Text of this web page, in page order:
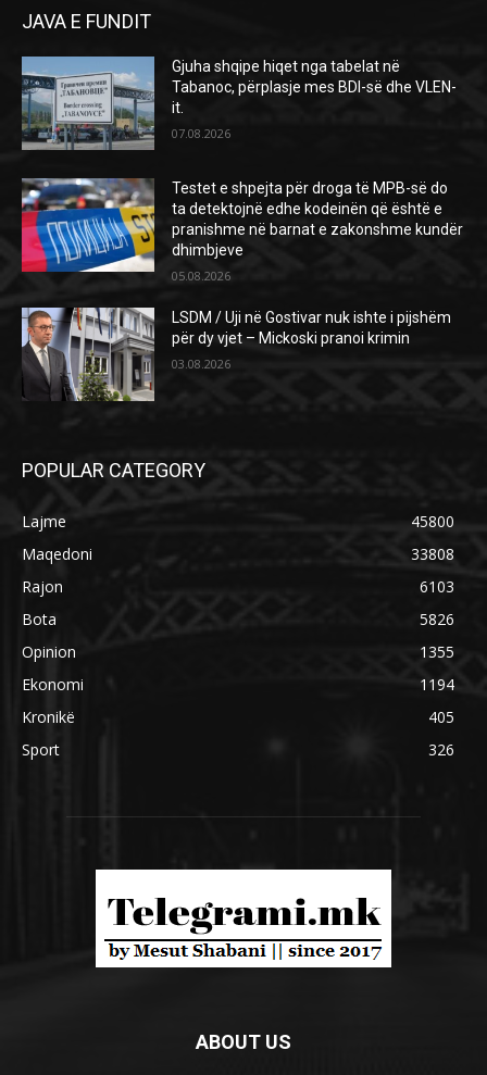
JAVA E FUNDIT
Gjuha shqipe hiqet nga tabelat në
Tabanoc, përplasje mes BDI-së dhe VLEN-
it.
07.08.2026
Testet e shpejta për droga të MPB-së do
ta detektojnë edhe kodeinën që është e
pranishme në barnat e zakonshme kundër
dhimbjeve
05.08.2026
LSDM / Uji në Gostivar nuk ishte i pijshëm
për dy vjet – Mickoski pranoi krimin
03.08.2026
POPULAR CATEGORY
Lajme
45800
Maqedoni
33808
Rajon
6103
Bota
5826
Opinion
1355
Ekonomi
1194
Kronikë
405
Sport
326
ABOUT US